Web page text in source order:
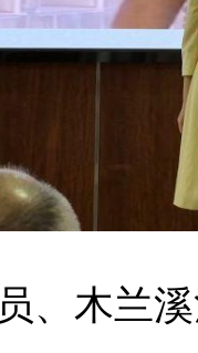
、木兰